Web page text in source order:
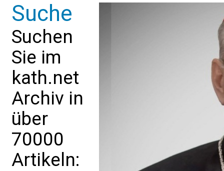
Suche
Suchen
Sie im
kath.net
Archiv in
über
70000
Artikeln: